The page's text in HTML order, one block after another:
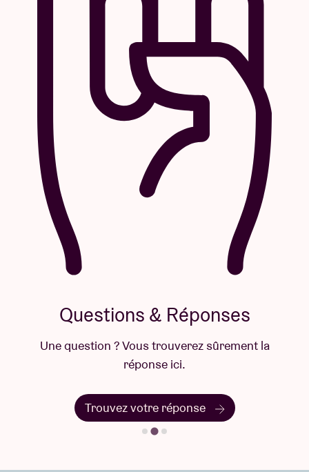
Questions & Réponses
Une question ? Vous trouverez sûrement la
réponse ici.
Trouvez votre réponse